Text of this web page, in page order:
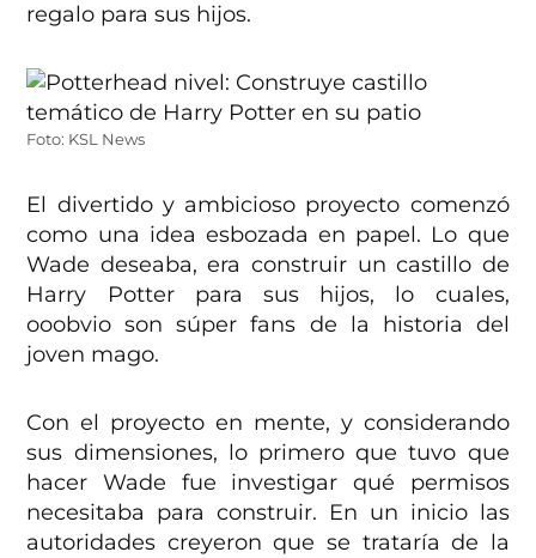
regalo para sus hijos.
Foto: KSL News
El divertido y ambicioso proyecto comenzó
como una idea esbozada en papel. Lo que
Wade deseaba, era construir un castillo de
Harry Potter para sus hijos, lo cuales,
ooobvio son súper fans de la historia del
joven mago.
Con el proyecto en mente, y considerando
sus dimensiones, lo primero que tuvo que
hacer Wade fue investigar qué permisos
necesitaba para construir. En un inicio las
autoridades creyeron que se trataría de la